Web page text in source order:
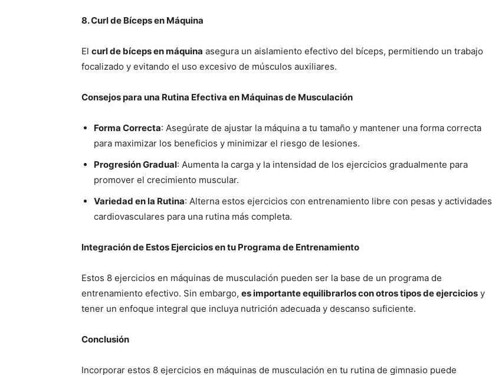
8. Curl de Bíceps en Máquina
El curl de bíceps en máquina asegura un aislamiento efectivo del bíceps, permitiendo un trabajo
focalizado y evitando el uso excesivo de músculos auxiliares.
Consejos para una Rutina Efectiva en Máquinas de Musculación
Forma Correcta: Asegúrate de ajustar la máquina a tu tamaño y mantener una forma correcta
para maximizar los beneficios y minimizar el riesgo de lesiones.
Progresión Gradual: Aumenta la carga y la intensidad de los ejercicios gradualmente para
promover el crecimiento muscular.
Variedad en la Rutina: Alterna estos ejercicios con entrenamiento libre con pesas y actividades
cardiovasculares para una rutina más completa.
Integración de Estos Ejercicios en tu Programa de Entrenamiento
Estos 8 ejercicios en máquinas de musculación pueden ser la base de un programa de
entrenamiento efectivo. Sin embargo, es importante equilibrarlos con otros tipos de ejercicios y
tener un enfoque integral que incluya nutrición adecuada y descanso suficiente.
Conclusión
Incorporar estos 8 ejercicios en máquinas de musculación en tu rutina de gimnasio puede